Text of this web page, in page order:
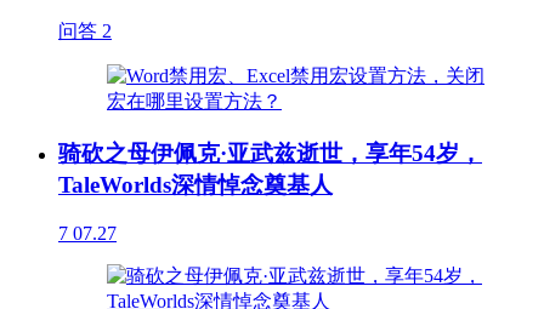
问答 2
骑砍之母伊佩克·亚武兹逝世，享年54岁，
TaleWorlds深情悼念奠基人
7 07.27